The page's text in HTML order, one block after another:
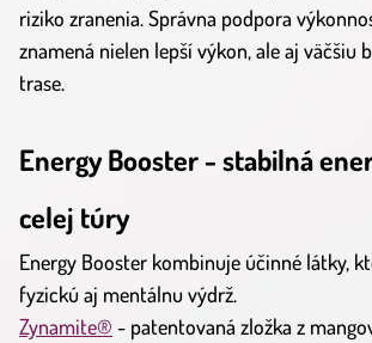
riziko zranenia. Správna podpora
znamená nielen lepší výkon, ale aj väčšiu
trase.
Energy Booster - stabilná
celej túry
Energy Booster kombinuje účinné látky,
fyzickú aj mentálnu výdrž.
Zynamite® - patentovaná zložka z